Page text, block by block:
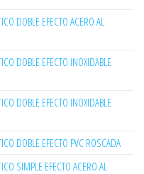
DOBLE EFECTO ACERO AL
DOBLE EFECTO INOXIDABLE
DOBLE EFECTO INOXIDABLE
DOBLE EFECTO PVC ROSCADA
SIMPLE EFECTO ACERO AL